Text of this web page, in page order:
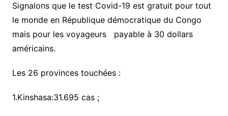
Signalons que le test Covid-19 est gratuit pour tout
le monde en République démocratique du Congo
mais pour les voyageurs payable à 30 dollars
américains.
Les 26 provinces touchées :
1.Kinshasa:31.695 cas ;